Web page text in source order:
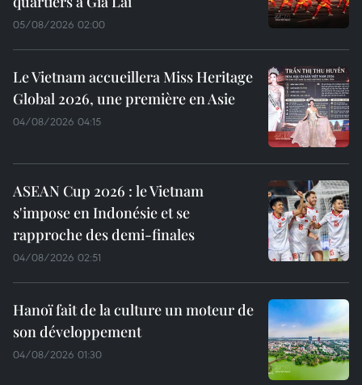
05/08/2026 02:00
Le Vietnam accueillera Miss Heritage
Global 2026, une première en Asie
04/08/2026 04:15
ASEAN Cup 2026 : le Vietnam
s'impose en Indonésie et se
rapproche des demi-finales
04/08/2026 02:51
Hanoï fait de la culture un moteur de
son développement
04/08/2026 01:30